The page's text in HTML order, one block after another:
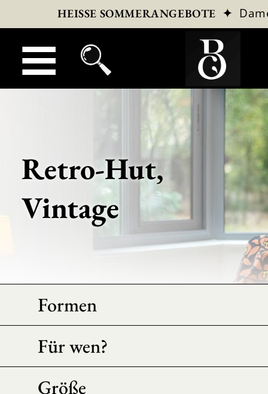
HEISSE SOMMERANGEBOTE ✦
Retro-Hut,
Vintage
Formen
Für wen?
Größe